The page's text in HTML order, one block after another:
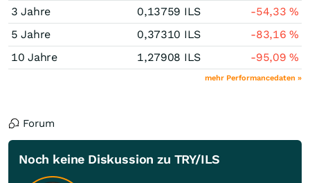
3 Jahre 0,13759 ILS -54,33%
5 Jahre
0,37310 ILS -83,16%
10 Jahre
1,27908 ILS -95,09%
mehr Performancedaten »
Forum
Noch keine Diskussion zu TRY/ILS